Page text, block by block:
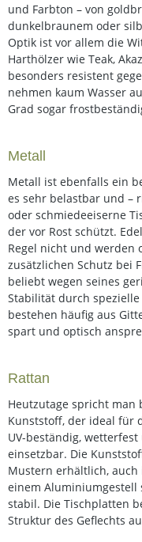
und Farbton – von
dunkelbraunem oder
Optik ist vor allem die
Harthölzer wie Teak,
besonders resistent
nehmen kaum Wasser
Grad sogar
Metall
Metall ist ebenfalls ein
es sehr belastbar und –
oder schmiedeeiserne
der vor Rost schützt.
Regel nicht und werden
zusätzlichen Schutz bei
beliebt wegen seines
Stabilität durch
bestehen häufig aus
spart und optisch
Rattan
Heutzutage spricht man
Kunststoff, der ideal für
UV-beständig,
einsetzbar. Die
Mustern erhältlich,
einem Aluminiumgestell
stabil. Die Tischplatten
Struktur des Geflechts